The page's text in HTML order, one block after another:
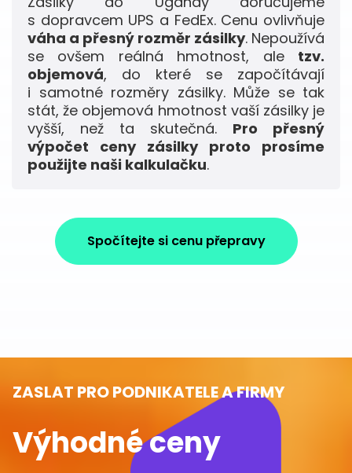
s dopravcem UPS a FedEx. Cenu ovlivňuje
váha a přesný rozměr zásilky. Nepoužívá
se ovšem reálná hmotnost, ale tzv.
objemová, do které se započítávají
i samotné rozměry zásilky. Může se tak
stát, že objemová hmotnost vaší zásilky je
vyšší, než ta skutečná. Pro přesný
výpočet ceny zásilky proto prosíme
použijte naši kalkulačku.
Spočítejte si cenu přepravy
ZASLAT PRO PODNIKATELE A FIRMY
Výhodné ceny